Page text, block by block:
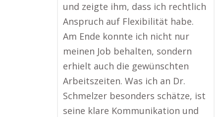
und zeigte ihm, dass ich rechtlich
Anspruch auf Flexibilität habe.
Am Ende konnte ich nicht nur
meinen Job behalten, sondern
erhielt auch die gewünschten
Arbeitszeiten. Was ich an Dr.
Schmelzer besonders schätze, ist
seine klare Kommunikation und